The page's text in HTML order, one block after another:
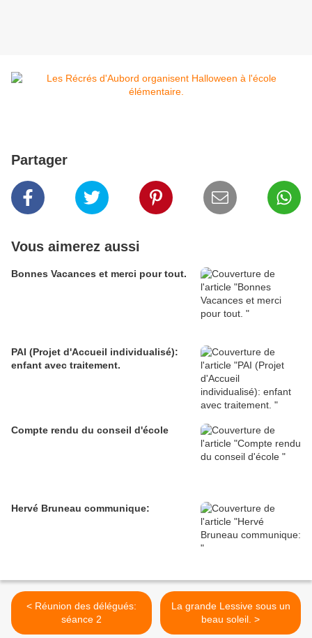
Partager
Vous aimerez aussi
Bonnes Vacances et merci pour tout.
PAI (Projet d'Accueil individualisé):
enfant avec traitement.
Compte rendu du conseil d'école
Hervé Bruneau communique:
< Réunion des délégués:
séance 2
La grande Lessive sous un
beau soleil. >